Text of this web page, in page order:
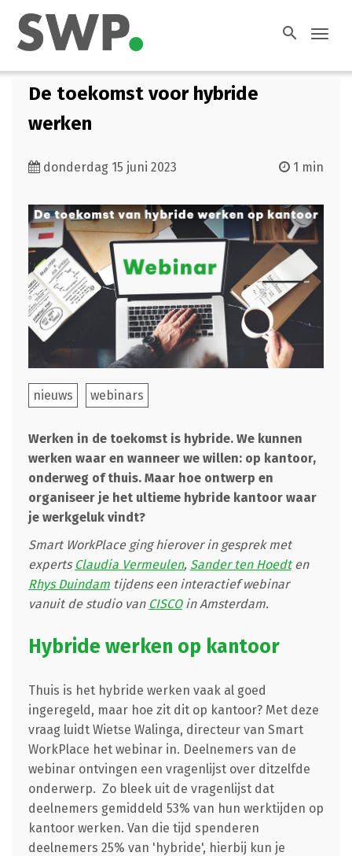
search
De toekomst voor hybride
werken
donderdag 15 juni 2023 1 min
nieuws webinars
Werken in de toekomst is hybride. We kunnen
werken waar en wanneer we willen: op kantoor,
onderweg of thuis. Maar hoe ontwerp en
organiseer je het ultieme hybride kantoor waar
je werkgeluk vindt?
Smart WorkPlace ging hierover in gesprek met
experts Claudia Vermeulen, Sander ten Hoedten
Rhys Duindamtijdens een interactief webinar
vanuit de studio van CISCOin Amsterdam.
Hybride werken op kantoor
Thuis is het hybride werken vaak al goed
ingeregeld, maar hoe zit dit op kantoor? Met deze
vraag luidt Wietse Walinga, directeur van Smart
WorkPlace het webinar in. Deelnemers van de
webinar ontvingen een vragenlijst over ditzelfde
onderwerp. Zo bleek uit de vragenlijst dat
deelnemers gemiddeld 53% van hun werktijden op
kantoor werken. Van die tijd spenderen
deelnemers 25% van 'hybride', hierbij kun je